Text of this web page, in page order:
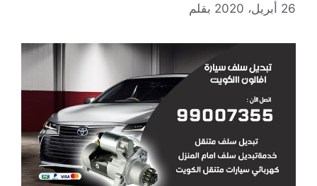
26 أبريل، 2020 بقلم